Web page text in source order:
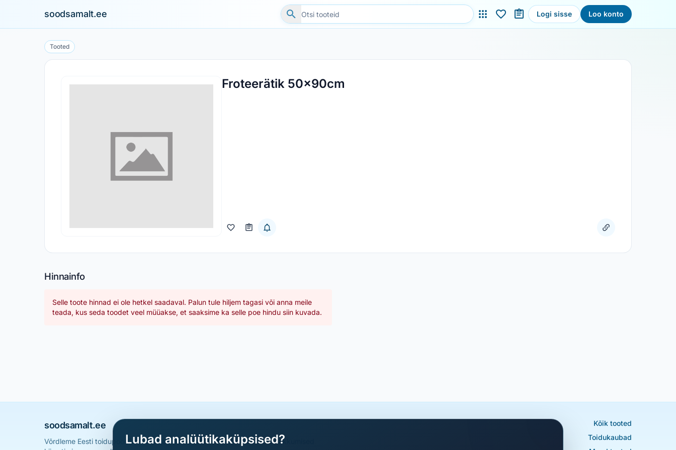
soodsamalt.ee Logi sisse Loo konto
Tooted
Froteerätik 50x90cm
Hinnainfo
Selle toote hinnad ei ole hetkel saadaval. Palun tule hiljem tagasi või anna meile
teada, kus seda toodet veel müüakse, et saaksime ka selle poe hindu siin kuvada.
soodsamalt.ee
Võrdleme Eesti toidupoodide hindu ja aitame sul leida parimad sooduspakkumised
Kõik tooted
Toidukaubad
Lubad analüütikaküpsised?